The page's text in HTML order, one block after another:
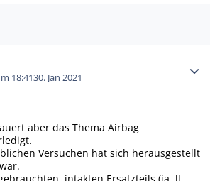
18:4130. Jan 2021
aber das Thema Airbag
Versuchen hat sich herausgestellt
intakten Ersatzteils (ja, lt.